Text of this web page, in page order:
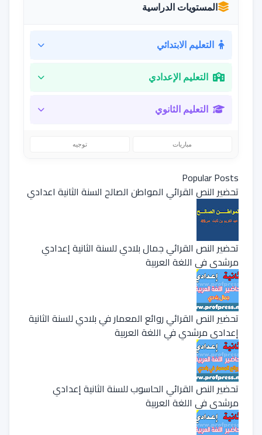
المستويات الدراسية
التعليم الابتدائي
التعليم الإعدادي
التعليم الثانوي
مباريات توجيه
Popular Posts
تحضير النص القرائي المواطن الصالح السنة الثانية اعدادي
تحضير النص القرائي جمال بلادي للسنة الثانية إعدادي
مرشدي في اللغة العربية
تحضير النص القرائي روائع المعمار في بلادي للسنة الثانية
إعدادي مرشدي في اللغة العربية
تحضير النص القرائي الحاسوب للسنة الثانية إعدادي
مرشدي في اللغة العربية